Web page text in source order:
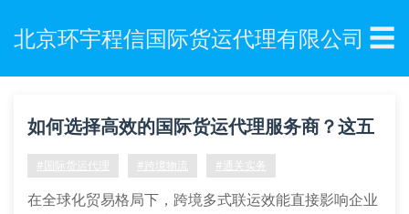
北京环宇程信国际货运代理有限公司 ☰
如何选择高效的国际货运代理服务商？这五
个指标至关重要
#国际货运代理 #跨境物流 #通关实务
在全球化贸易格局下，跨境多式联运效能直接影响企业